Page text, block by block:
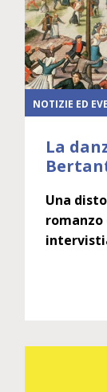
NOTIZIE ED
La
Una